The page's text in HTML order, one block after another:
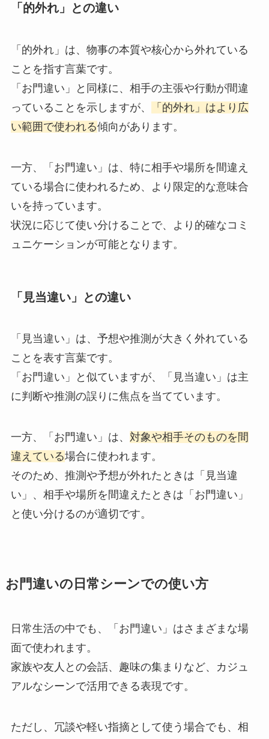
「的外れ」との違い
「的外れ」は、物事の本質や核心から外れている
ことを指す言葉です。
「お門違い」と同様に、相手の主張や行動が間違
っていることを示しますが、
「的外れ」はより広
い範囲で使われる傾向があります。
一方、「お門違い」は、特に相手や場所を間違え
ている場合に使われるため、より限定的な意味合
いを持っています。
状況に応じて使い分けることで、より的確なコミ
ュニケーションが可能となります。
「見当違い」との違い
「見当違い」は、予想や推測が大きく外れている
ことを表す言葉です。
「お門違い」と似ていますが、「見当違い」は主
に判断や推測の誤りに焦点を当てています。
一方、「お門違い」は、 対象や相手そのものを間
違えている場合に使われます。
そのため、推測や予想が外れたときは「見当違
い」、相手や場所を間違えたときは「お門違い」
と使い分けるのが適切です。
お門違いの日常シーンでの使い方
日常生活の中でも、「お門違い」はさまざまな場
面で使われます。
家族や友人との会話、趣味の集まりなど、カジュ
アルなシーンで活用できる表現です。
ただし、冗談や軽い指摘として使う場合でも、相